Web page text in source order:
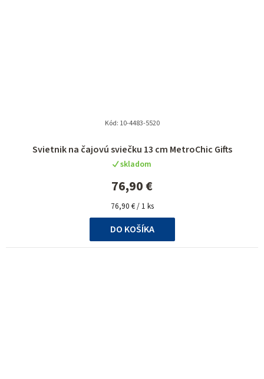
Svietnik na čajovú sviečku 13 cm MetroChic Gifts
hodnotenie
produktu
je
5,0
z
5
hviezdičiek.
skladom
76,90 €
Jednotková
cena:
76,90 € / 1 ks
DO KOŠÍKA
Kód: 10-4483-5520